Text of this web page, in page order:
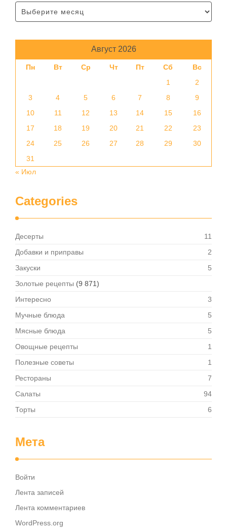
Август 2026
Пн Вт Ср Чт Пт Сб
Вс
1
2
3
4 5 6 7 8
9
10
11 12 13 14 15
16
17
18 19 20 21 22
23
24
25 26 27 28 29
30
31
« Июл
Categories
Десерты
11
Добавки и приправы
2
Закуски
5
Золотые рецепты (9 871)
Интересно
3
Мучные блюда
5
Мясные блюда
5
Овощные рецепты
1
Полезные советы
1
Рестораны
7
Салаты
94
Торты
6
Мета
Войти
Лента записей
Лента комментариев
WordPress.org